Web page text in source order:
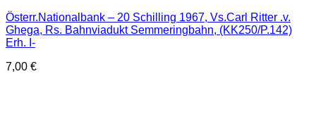
Österr.Nationalbank – 20 Schilling 1967, Vs.Carl Ritter .v.
Ghega, Rs. Bahnviadukt Semmeringbahn, (KK250/P.142)
Erh. I-
7,00 €